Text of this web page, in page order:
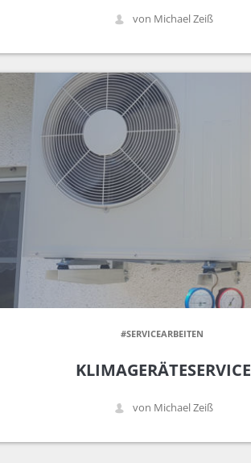
von Michael Zeiß
#SERVICEARBEITEN
KLIMAGERÄTESERVICE
von Michael Zeiß